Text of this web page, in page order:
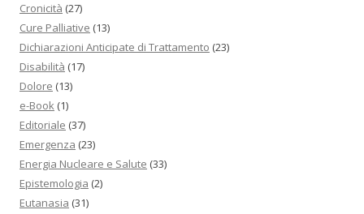
Cronicità (27)
Cure Palliative (13)
Dichiarazioni Anticipate di Trattamento (23)
Disabilità (17)
Dolore (13)
e-Book (1)
Editoriale (37)
Emergenza (23)
Energia Nucleare e Salute (33)
Epistemologia (2)
Eutanasia (31)